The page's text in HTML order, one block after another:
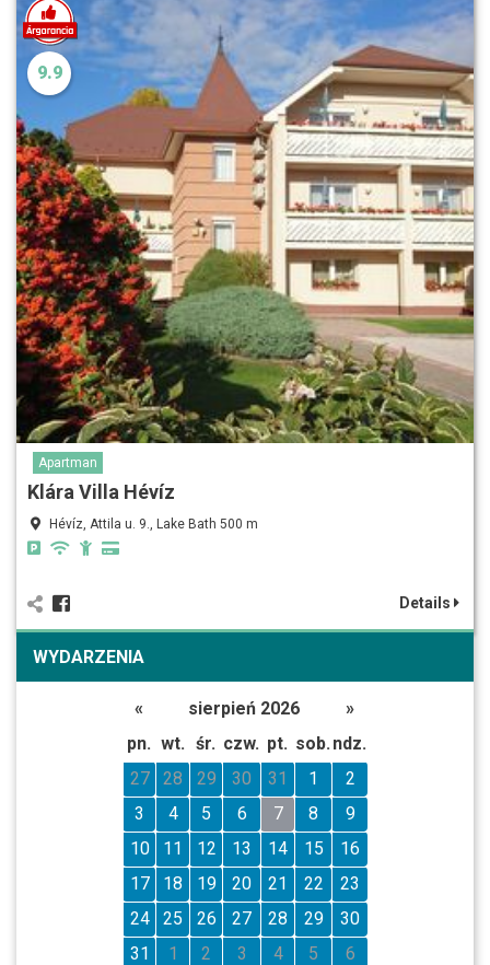
9.9
Apartman
Klára Villa Hévíz
Hévíz, Attila u. 9., Lake Bath 500 m
Details
WYDARZENIA
« sierpień 2026
»
pn. wt. śr. czw. pt. sob. ndz.
27
28 29 30 31 1
2
3
4 5 6 7 8
9
10
11 12 13 14 15
16
17
18 19 20 21 22
23
24
25 26 27 28 29
30
31
1 2 3 4 5 6